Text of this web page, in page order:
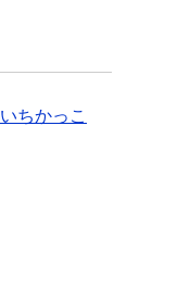
ちかっこ